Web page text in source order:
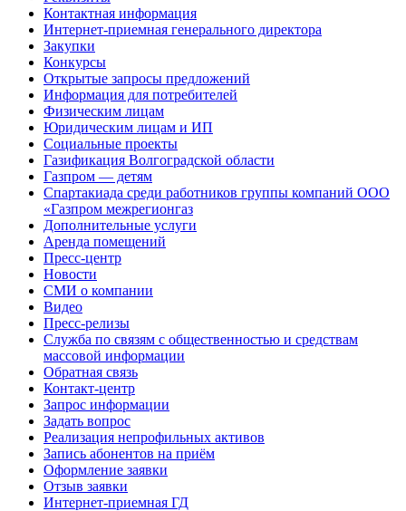
Контактная информация
Интернет-приемная генерального директора
Закупки
Конкурсы
Открытые запросы предложений
Информация для потребителей
Физическим лицам
Юридическим лицам и ИП
Социальные проекты
Газификация Волгоградской области
Газпром — детям
Спартакиада среди работников группы компаний ООО
«Газпром межрегионгаз
Дополнительные услуги
Аренда помещений
Пресс-центр
Новости
СМИ о компании
Видео
Пресс-релизы
Служба по связям с общественностью и средствам
массовой информации
Обратная связь
Контакт-центр
Запрос информации
Задать вопрос
Реализация непрофильных активов
Запись абонентов на приём
Оформление заявки
Отзыв заявки
Интернет-приемная ГД